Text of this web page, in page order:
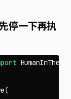
停一下再执
(